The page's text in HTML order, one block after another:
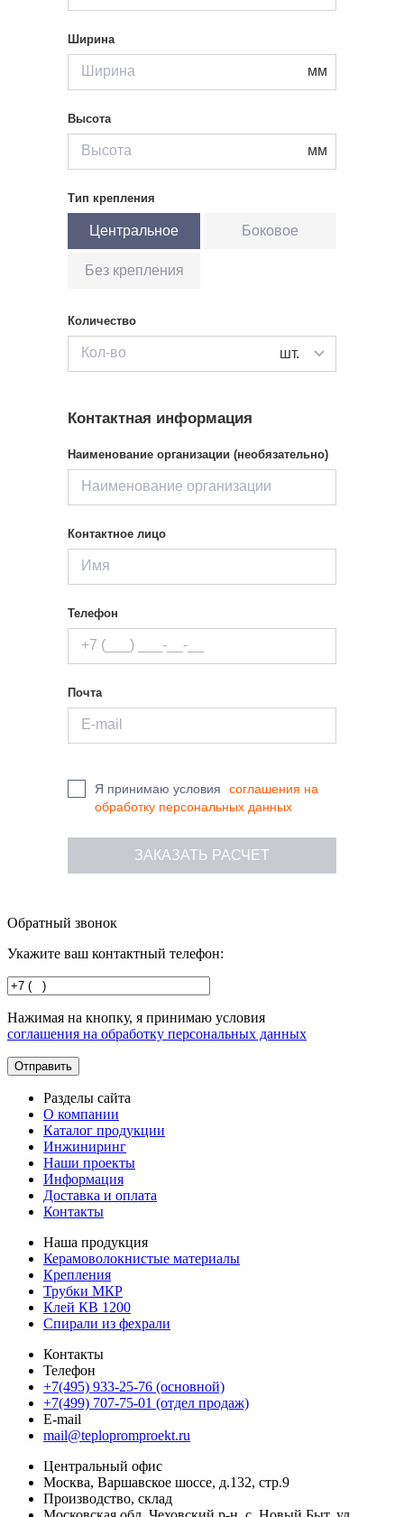
Ширина
мм
Высота
мм
Тип крепления
Центральное Боковое
Без крепления
Количество
шт.
Контактная информация
Наименование организации (необязательно)
Контактное лицо
Телефон
Почта
Я принимаю условия
соглашения на
обработку персональных данных
Обратный звонок
Укажите ваш контактный телефон:
Нажимая на кнопку, я принимаю условия
соглашения на обработку персональных данных
Разделы сайта
О компании
Каталог продукции
Инжиниринг
Наши проекты
Информация
Доставка и оплата
Контакты
Наша продукция
Керамоволокнистые материалы
Крепления
Трубки МКР
Клей КВ 1200
Спирали из фехрали
Контакты
Телефон
+7(495) 933-25-76 (основной)
+7(499) 707-75-01 (отдел продаж)
E-mail
mail@teplopromproekt.ru
Центральный офис
Москва, Варшавское шоссе, д.132, стр.9
Производство, склад